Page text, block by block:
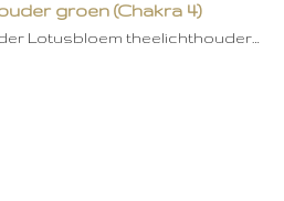
groen (Chakra 4)
Lotusbloem theelichthouder…